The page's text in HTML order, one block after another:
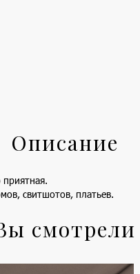
Описание
свитшотов, платьев.
смотрели